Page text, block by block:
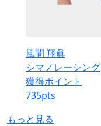
風間 翔眞
シマノレーシング
獲得ポイント
735pts
もっと見る